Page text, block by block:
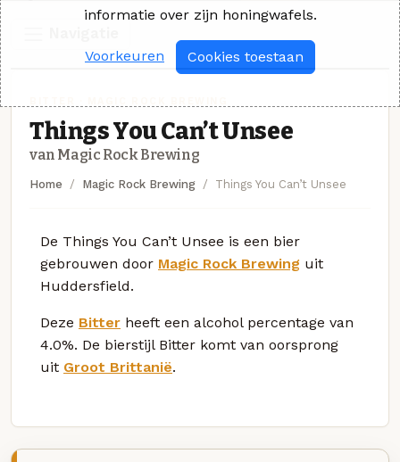
Things You Can’t Unsee
van Magic Rock Brewing
Home Magic Rock Brewing Things You Can’t Unsee
De Things You Can’t Unsee is een bier
gebrouwen door Magic Rock Brewing uit
Huddersfield.
Deze Bitter heeft een alcohol percentage van
4.0%. De bierstijl Bitter komt van oorsprong
uit Groot Brittanië.
informatie over zijn honingwafels.
Voorkeuren Cookies toestaan